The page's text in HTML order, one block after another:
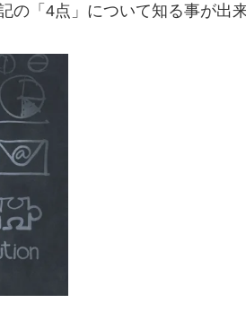
「4点」について知る事が出来